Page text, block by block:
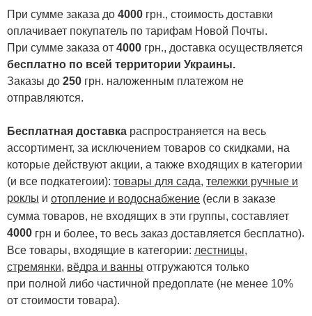
При сумме заказа до 4000 грн., стоимость доставки
оплачивает покупатель по тарифам Новой Почты.
При сумме заказа от 4000 грн., доставка осуществляется
бесплатно по всей территории Украины.
Заказы до 250 грн. наложенным платежом не
отправляются.
Бесплатная доставка распространяется на весь
ассортимент, за исключением товаров со скидками, на
которые действуют акции, а также входящих в категории
(и все подкатегоии): товары для сада, тележки ручные и
роклы и отопление и водоснабжение (если в заказе
сумма товаров, не входящих в эти группы, составляет
4000 грн и более, то весь заказ доставляется бесплатно).
Все товары, входящие в категории: лестницы,
стремянки, вёдра и ванны отгружаются только
при полной либо частичной предоплате (не менее 10%
от стоимости товара).